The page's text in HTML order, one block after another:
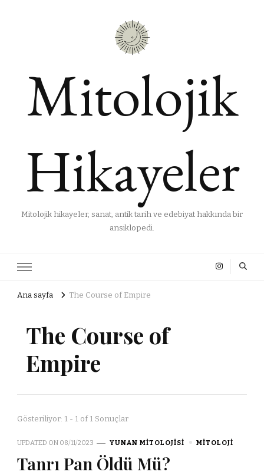
Mitolojik
Hikayeler
Mitolojik hikayeler, sanat, antik tarih ve edebiyat hakkında bir
ansiklopedi.
Ana sayfa The Course of Empire
The Course of
Empire
Gösteriliyor: 1 - 1 of 1 Sonuçlar
UPDATED ON 08/11/2023 YUNAN MITOLOJISI MITOLOJI
Tanrı Pan Öldü Mü?